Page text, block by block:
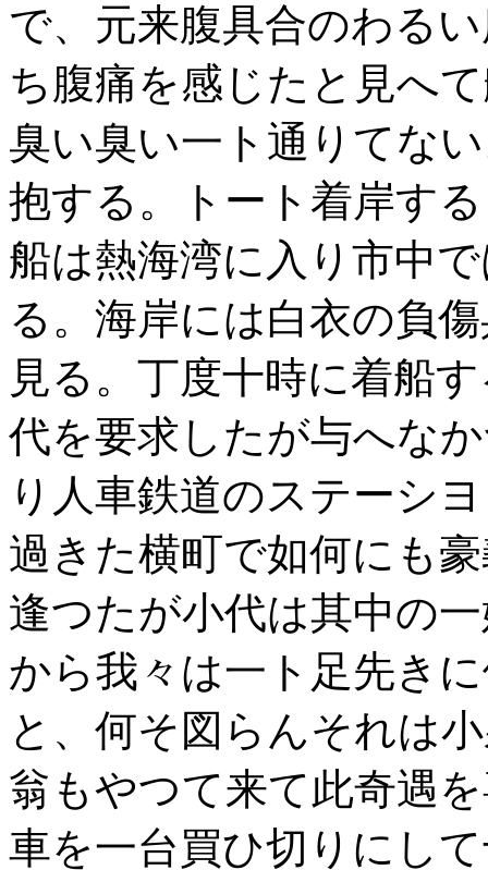
で、元来腹具合のわる
ち腹痛を感じたと見へ
臭い臭い一ト通りてな
抱する。トート着岸す
船は熱海湾に入り市中
る。海岸には白衣の負
見る。丁度十時に着船
代を要求したが与へな
り人車鉄道のステーシ
過きた横町で如何にも
逢つたが小代は其中の
から我々は一ト足先き
と、何そ図らんそれは
翁もやつて来て此奇遇
車を一台買ひ切りにし